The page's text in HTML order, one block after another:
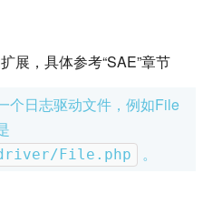
展，具体参考“SAE”章节
个日志驱动文件，例如File
File.php 。